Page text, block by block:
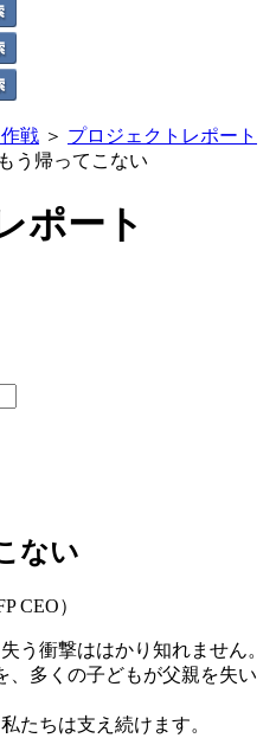
戦 ＞ プロジェクトレポート
う帰ってこない
ポート
ない
CEO）
う衝撃ははかり知れません。
、多くの子どもが父親を失い
たちは支え続けます。